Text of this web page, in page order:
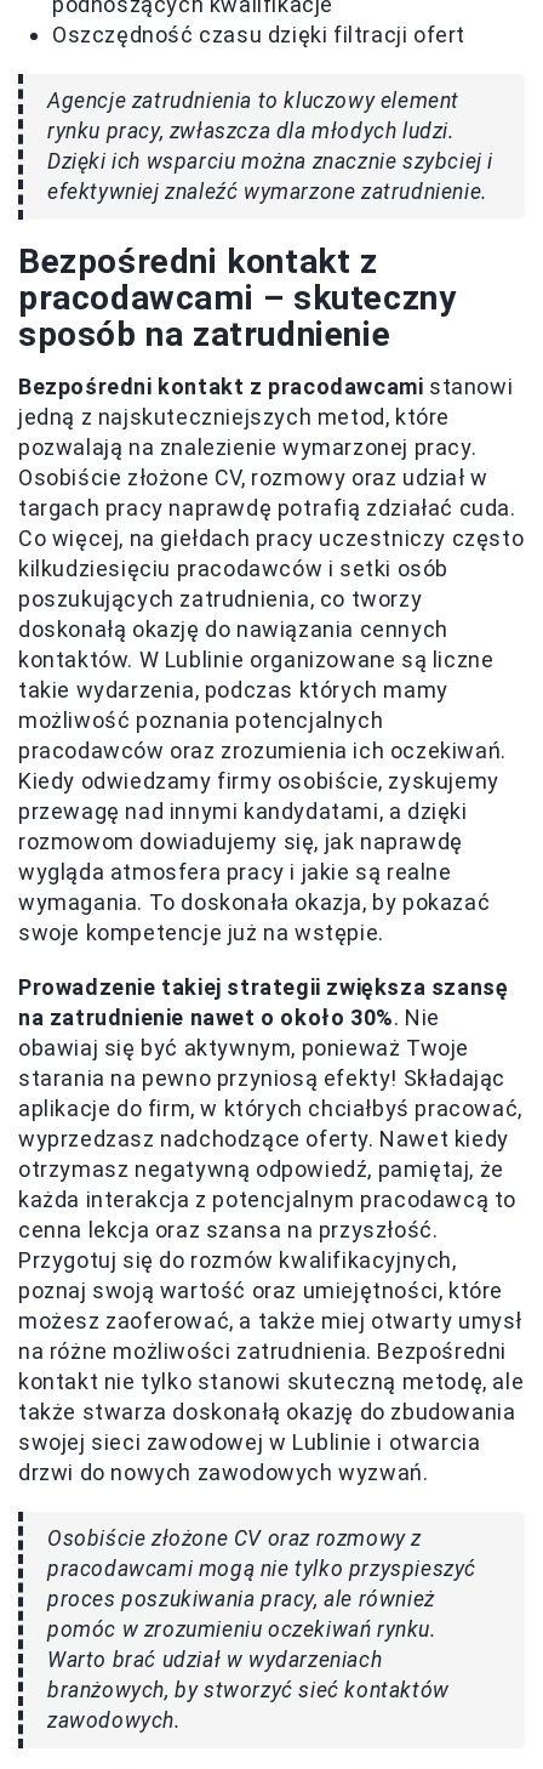
Oszczędność czasu dzięki filtracji ofert
Agencje zatrudnienia to kluczowy element
rynku pracy, zwłaszcza dla młodych ludzi.
Dzięki ich wsparciu można znacznie szybciej i
efektywniej znaleźć wymarzone zatrudnienie.
Bezpośredni kontakt z
pracodawcami – skuteczny
sposób na zatrudnienie
Bezpośredni kontakt z pracodawcami stanowi
jedną z najskuteczniejszych metod, które
pozwalają na znalezienie wymarzonej pracy.
Osobiście złożone CV, rozmowy oraz udział w
targach pracy naprawdę potrafią zdziałać cuda.
Co więcej, na giełdach pracy uczestniczy często
kilkudziesięciu pracodawców i setki osób
poszukujących zatrudnienia, co tworzy
doskonałą okazję do nawiązania cennych
kontaktów. W Lublinie organizowane są liczne
takie wydarzenia, podczas których mamy
możliwość poznania potencjalnych
pracodawców oraz zrozumienia ich oczekiwań.
Kiedy odwiedzamy firmy osobiście, zyskujemy
przewagę nad innymi kandydatami, a dzięki
rozmowom dowiadujemy się, jak naprawdę
wygląda atmosfera pracy i jakie są realne
wymagania. To doskonała okazja, by pokazać
swoje kompetencje już na wstępie.
Prowadzenie takiej strategii zwiększa szansę
na zatrudnienie nawet o około 30%. Nie
obawiaj się być aktywnym, ponieważ Twoje
starania na pewno przyniosą efekty! Składając
aplikacje do firm, w których chciałbyś pracować,
wyprzedzasz nadchodzące oferty. Nawet kiedy
otrzymasz negatywną odpowiedź, pamiętaj, że
każda interakcja z potencjalnym pracodawcą to
cenna lekcja oraz szansa na przyszłość.
Przygotuj się do rozmów kwalifikacyjnych,
poznaj swoją wartość oraz umiejętności, które
możesz zaoferować, a także miej otwarty umysł
na różne możliwości zatrudnienia. Bezpośredni
kontakt nie tylko stanowi skuteczną metodę, ale
także stwarza doskonałą okazję do zbudowania
swojej sieci zawodowej w Lublinie i otwarcia
drzwi do nowych zawodowych wyzwań.
Osobiście złożone CV oraz rozmowy z
pracodawcami mogą nie tylko przyspieszyć
proces poszukiwania pracy, ale również
pomóc w zrozumieniu oczekiwań rynku.
Warto brać udział w wydarzeniach
branżowych, by stworzyć sieć kontaktów
zawodowych.